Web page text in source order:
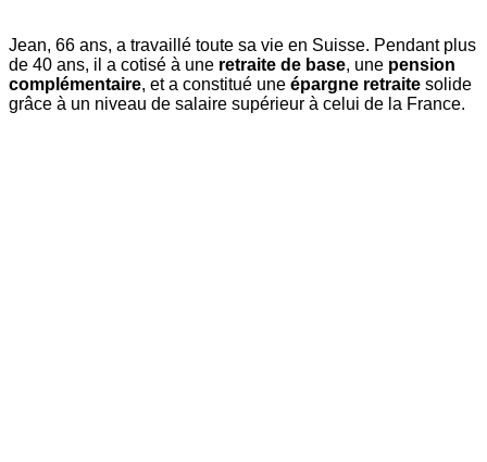
Jean, 66 ans, a travaillé toute sa vie en Suisse. Pendant plus
de 40 ans, il a cotisé à une retraite de base, une pension
complémentaire, et a constitué une épargne retraite solide
grâce à un niveau de salaire supérieur à celui de la France.